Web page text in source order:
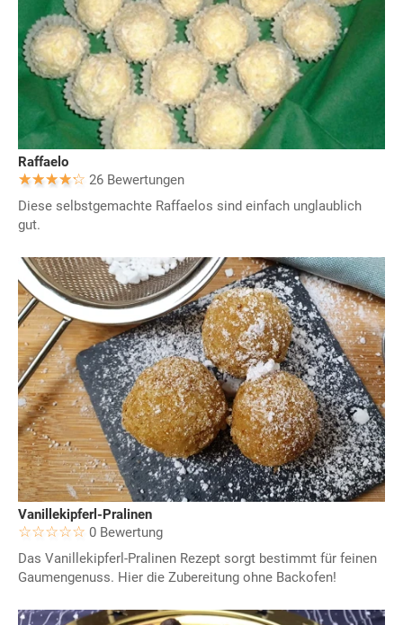
Raffaelo
26 Bewertungen
Diese selbstgemachte Raffaelos sind einfach unglaublich
gut.
Vanillekipferl-Pralinen
0 Bewertung
Das Vanillekipferl-Pralinen Rezept sorgt bestimmt für feinen
Gaumengenuss. Hier die Zubereitung ohne Backofen!